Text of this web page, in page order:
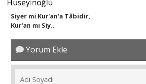
Siyer mi Kur'an'a Tâbidir,
Kur'an mı Siy..
Yorum Ekle